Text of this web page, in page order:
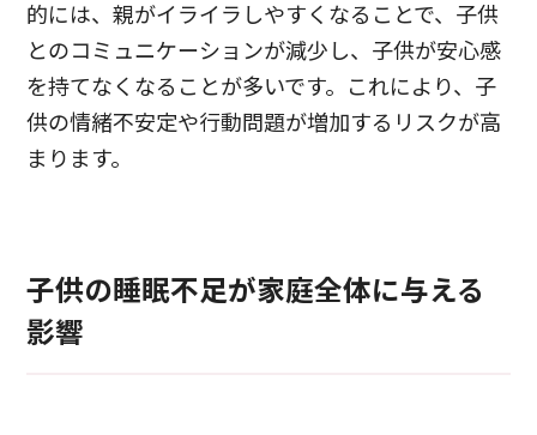
的には、親がイライラしやすくなることで、子供
とのコミュニケーションが減少し、子供が安心感
を持てなくなることが多いです。これにより、子
供の情緒不安定や行動問題が増加するリスクが高
まります。
子供の睡眠不足が家庭全体に与える
影響